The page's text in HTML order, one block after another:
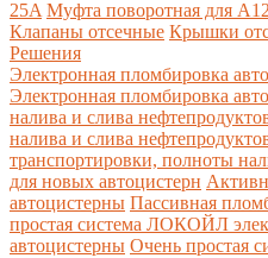
25A Муфта поворотная для
Клапаны отсечные Крышки
Решения
Электронная пломбировка
Электронная пломбировка
налива и слива
налива и слива
транспортировки, полноты
для новых автоцистерн
автоцистерны Пассивная
простая система ЛОКОЙЛ
автоцистерны Очень простая